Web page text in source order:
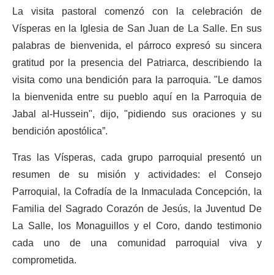
La visita pastoral comenzó con la celebración de
Vísperas en la Iglesia de San Juan de La Salle. En sus
palabras de bienvenida, el párroco expresó su sincera
gratitud por la presencia del Patriarca, describiendo la
visita como una bendición para la parroquia. "Le damos
la bienvenida entre su pueblo aquí en la Parroquia de
Jabal al-Hussein", dijo, "pidiendo sus oraciones y su
bendición apostólica”.
Tras las Vísperas, cada grupo parroquial presentó un
resumen de su misión y actividades: el Consejo
Parroquial, la Cofradía de la Inmaculada Concepción, la
Familia del Sagrado Corazón de Jesús, la Juventud De
La Salle, los Monaguillos y el Coro, dando testimonio
cada uno de una comunidad parroquial viva y
comprometida.